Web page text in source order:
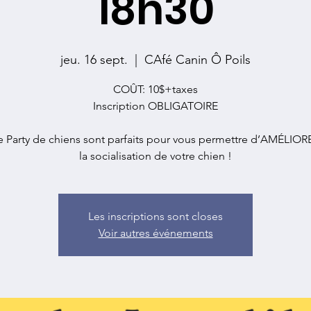
jeu. 16 sept. CAfé Canin Ô Poils
COÛT: 10$+taxes
Inscription OBLIGATOIRE
Party de chiens sont parfaits pour vous permettre
Les inscriptions sont closes
Voir autres événements